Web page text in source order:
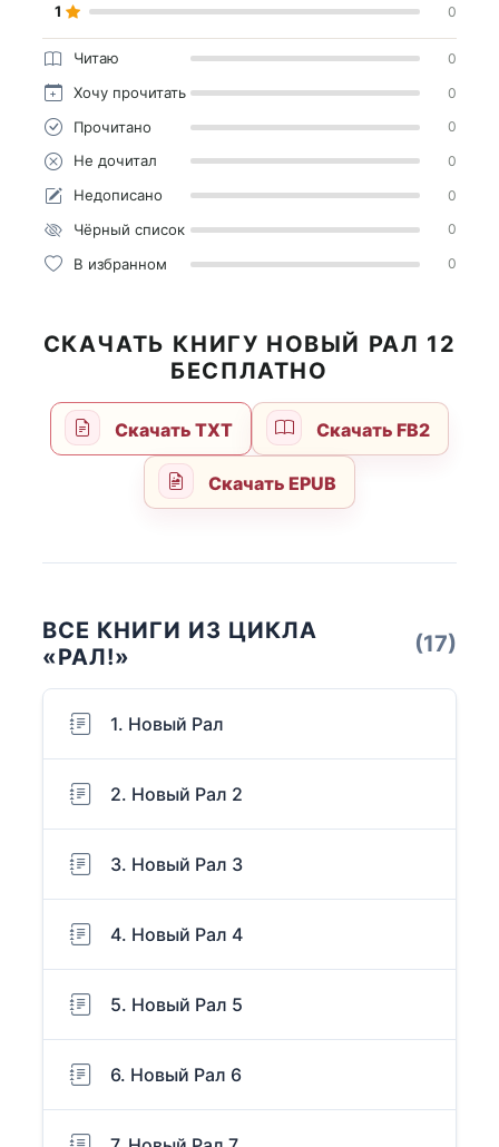
1 0
Читаю 0
Хочу прочитать 0
Прочитано 0
Не дочитал 0
Недописано 0
Чёрный список 0
В избранном 0
СКАЧАТЬ КНИГУ НОВЫЙ РАЛ 12
БЕСПЛАТНО
Скачать TXT Скачать FB2
Скачать EPUB
ВСЕ КНИГИ ИЗ ЦИКЛА
«РАЛ!»
(17)
1. Новый Рал
2. Новый Рал 2
3. Новый Рал 3
4. Новый Рал 4
5. Новый Рал 5
6. Новый Рал 6